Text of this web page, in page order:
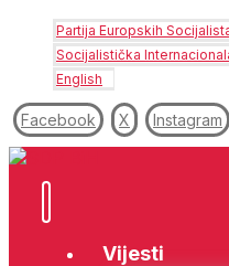
Partija Europskih
Socijalistička
English
Facebook X Instagram
Vijesti